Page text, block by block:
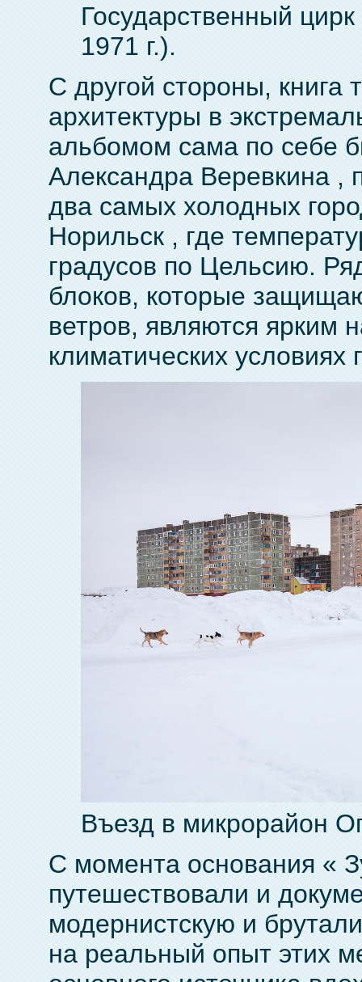
Государственный
1971 г.).
С другой стороны, книга
архитектуры в
альбомом сама по себе
Александра Веревкина ,
два самых холодных
Норильск , где
градусов по Цельсию.
блоков, которые
ветров, являются ярким
климатических условиях
Въезд в микрорайон
С момента основания «
путешествовали и
модернистскую и
на реальный опыт этих